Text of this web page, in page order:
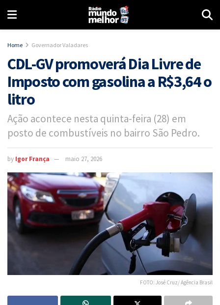
Home Governador Valadares
CDL-GV promoverá Dia Livre de
Imposto com gasolina a R$3,64 o
litro
Ação acontece nesta quinta-feira (28) em
posto de combustíveis no bairro São Pedro.
by Igor França maio 27, 2026
FOTO: José Cruz/ Agência Brasil